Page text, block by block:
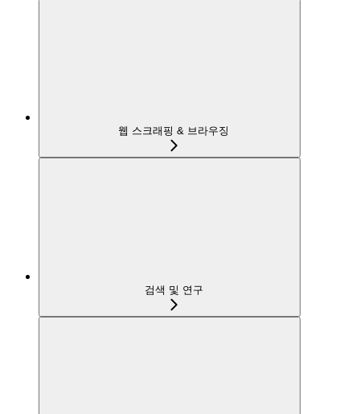
웹 스크래핑 & 브라우징
검색 및 연구